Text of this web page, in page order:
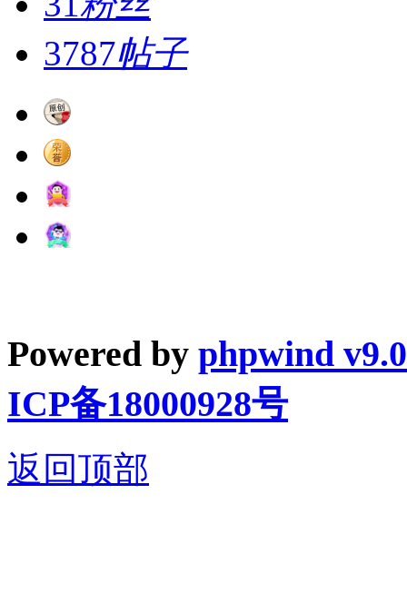
3787帖子
Powered by phpwind
ICP备18000928号
返回顶部